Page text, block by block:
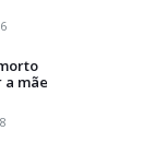
a mãe